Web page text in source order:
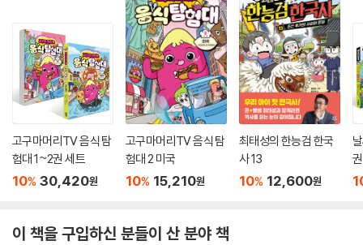
고구마머리TV 음식 탐
험대 1~2권 세트
10% 30,420원
고구마머리TV 음식 탐
험대 2 미국
10% 15,210원
최태성의 한능검 한국
사 13
10% 12,600원
이 책을 구입하신 분들이 산 분야 책